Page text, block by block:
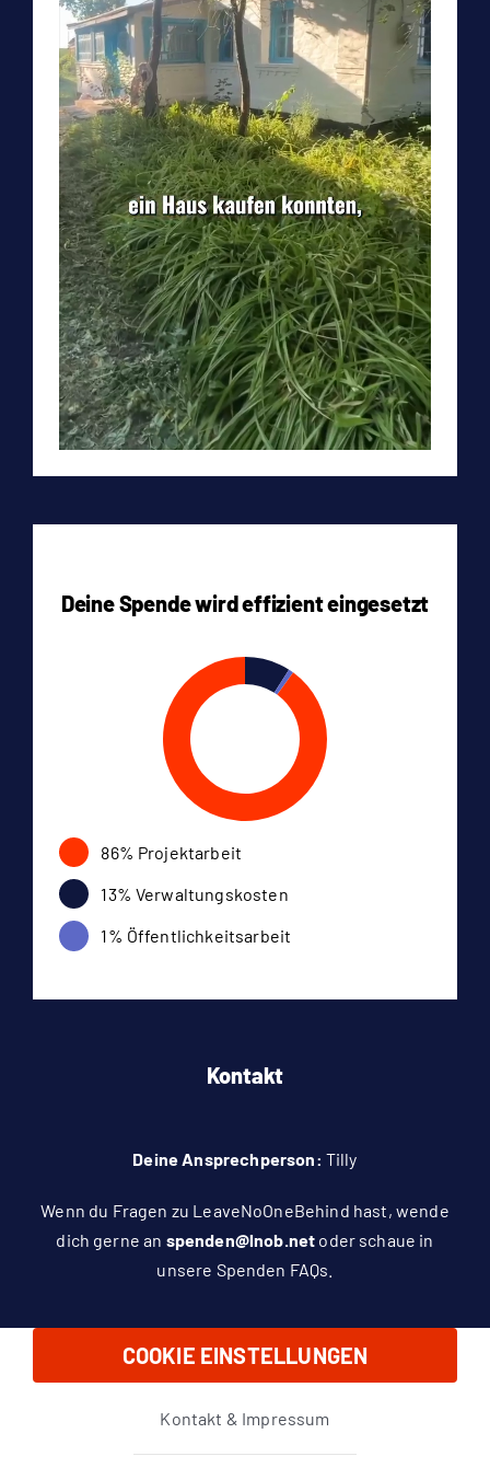
Deine Spende wird effizient eingesetzt
86% Projektarbeit
13% Verwaltungskosten
1% Öffentlichkeitsarbeit
Kontakt
Deine Ansprechperson: Tilly
Wenn du Fragen zu LeaveNoOneBehind hast, wende
dich gerne an spenden@lnob.net oder schaue in
unsere Spenden FAQs
COOKIE EINSTELLUNGEN
Kontakt & Impressum